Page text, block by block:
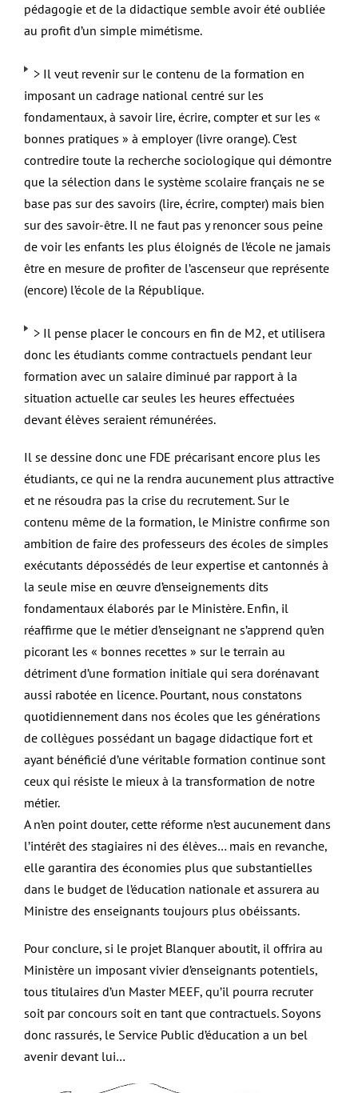
pédagogie et de la didactique semble avoir été oubliée
au profit d’un simple mimétisme.
> Il veut revenir sur le contenu de la formation en
imposant un cadrage national centré sur les
fondamentaux, à savoir lire, écrire, compter et sur les «
bonnes pratiques » à employer (livre orange). C’est
contredire toute la recherche sociologique qui démontre
que la sélection dans le système scolaire français ne se
base pas sur des savoirs (lire, écrire, compter) mais bien
sur des savoir-être. Il ne faut pas y renoncer sous peine
de voir les enfants les plus éloignés de l’école ne jamais
être en mesure de profiter de l’ascenseur que représente
(encore) l’école de la République.
> Il pense placer le concours en fin de M2, et utilisera
donc les étudiants comme contractuels pendant leur
formation avec un salaire diminué par rapport à la
situation actuelle car seules les heures effectuées
devant élèves seraient rémunérées.
Il se dessine donc une FDE précarisant encore plus les
étudiants, ce qui ne la rendra aucunement plus attractive
et ne résoudra pas la crise du recrutement. Sur le
contenu même de la formation, le Ministre confirme son
ambition de faire des professeurs des écoles de simples
exécutants dépossédés de leur expertise et cantonnés à
la seule mise en œuvre d’enseignements dits
fondamentaux élaborés par le Ministère. Enfin, il
réaffirme que le métier d’enseignant ne s’apprend qu’en
picorant les « bonnes recettes » sur le terrain au
détriment d’une formation initiale qui sera dorénavant
aussi rabotée en licence. Pourtant, nous constatons
quotidiennement dans nos écoles que les générations
de collègues possédant un bagage didactique fort et
ayant bénéficié d’une véritable formation continue sont
ceux qui résiste le mieux à la transformation de notre
métier.
A n’en point douter, cette réforme n’est aucunement dans
l’intérêt des stagiaires ni des élèves… mais en revanche,
elle garantira des économies plus que substantielles
dans le budget de l’éducation nationale et assurera au
Ministre des enseignants toujours plus obéissants.
Pour conclure, si le projet Blanquer aboutit, il offrira au
Ministère un imposant vivier d’enseignants potentiels,
tous titulaires d’un Master MEEF, qu’il pourra recruter
soit par concours soit en tant que contractuels. Soyons
donc rassurés, le Service Public d’éducation a un bel
avenir devant lui…